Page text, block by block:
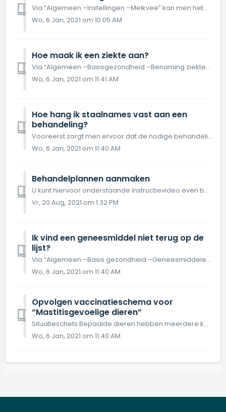
Via “Algemeen –Instellingen –Melkvee” kan men het standaard droogzitmiddel invullen:
Wo, 6 Jan, 2021 om 10:05 AM
Hoe maak ik een ziekte aan?
Via “Algemeen –Basisgezondheid –Benaming ziektes” kan men waar er in de kolom “Eigen naam” de benaming “Eigen ziekte” staat, uw eigen ziekte aanmaken bv. ...
Wo, 6 Jan, 2021 om 11:41 AM
Hoe hang ik staalnames vast aan een
behandeling?
Vooreerst zorgt men ervoor dat de nodige behandelingen ingeboekt zijn. Het geneesmiddelen het behandelschema of vaccinatieschema worden compleet opgesteld i...
Wo, 6 Jan, 2021 om 11:40 AM
Behandelplannen aanmaken
U kunt hiervoor onderstaande instructievideo even bekijken: Behandelplannen aanmaken
Vr, 20 Aug, 2021 om 1:32 PM
Ik vind een geneesmiddel niet terug op de
lijst?
Via “Algemeen –Basis gezondheid –Geneesmiddelen” dient “Op register” aangevinkt te zijn. Als men dubbelklikt op het product “Cobactan” dient er bij...
Wo, 6 Jan, 2021 om 11:40 AM
Opvolgen vaccinatieschema voor
“Mastitisgevoelige dieren”
Situatieschets Bepaalde dieren hebben meerdere keren uierontsteking, in al dan niet erge of minder erge vorm. Dit noemt "mastitisgevoelig”. De veea...
Wo, 6 Jan, 2021 om 11:40 AM